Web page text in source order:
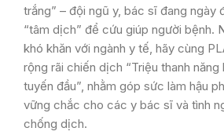
trắng” – đội ngũ y, bác sĩ đang ngày
“tâm dịch” để cứu giúp người bệnh.
khó khăn với ngành y tế, hãy cùng
rộng rãi chiến dịch “Triệu thanh
tuyến đầu”, nhằm góp sức làm hậu
vững chắc cho các y bác sĩ và tình
chống dịch.